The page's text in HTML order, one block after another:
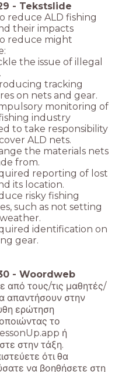
- Tekstslide
reduce ALD fishing
their impacts
reduce might
the issue of illegal
tracking
on nets and gear.
monitoring of
industry
to take responsibility
ALD nets.
the materials nets
from.
reporting of lost
its location.
risky fishing
such as not setting
identification on
gear.
- Woordweb
από τους/τις μαθητές/
απαντήσουν στην
ερώτηση
το
ή
στην τάξη.
ότι θα
να βοηθήσετε στη